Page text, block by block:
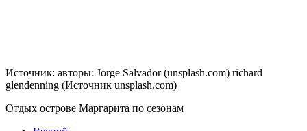
Источник: авторы: Jorge Salvador (unsplash.com) richard
glendenning (Источник unsplash.com)
Отдых острове Маргарита по сезонам